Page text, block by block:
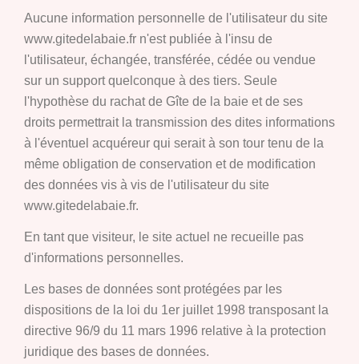
Aucune information personnelle de l'utilisateur du site
www.gitedelabaie.fr n'est publiée à l'insu de
l'utilisateur, échangée, transférée, cédée ou vendue
sur un support quelconque à des tiers. Seule
l'hypothèse du rachat de Gîte de la baie et de ses
droits permettrait la transmission des dites informations
à l'éventuel acquéreur qui serait à son tour tenu de la
même obligation de conservation et de modification
des données vis à vis de l'utilisateur du site
www.gitedelabaie.fr.
En tant que visiteur, le site actuel ne recueille pas
d'informations personnelles.
Les bases de données sont protégées par les
dispositions de la loi du 1er juillet 1998 transposant la
directive 96/9 du 11 mars 1996 relative à la protection
juridique des bases de données.